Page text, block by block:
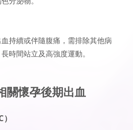
持續或伴隨腹痛，需排除其他病
時間站立及高強度運動。
關懷孕後期出血